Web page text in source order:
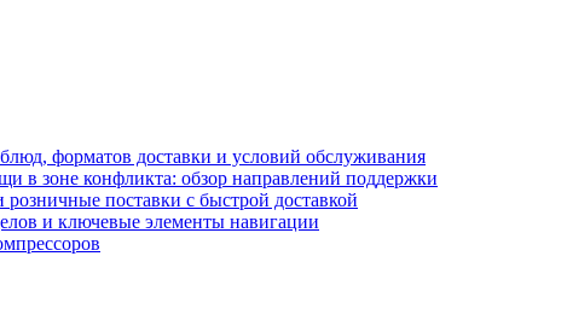
форматов доставки и условий обслуживания
в зоне конфликта: обзор направлений поддержки
поставки с быстрой доставкой
и ключевые элементы навигации